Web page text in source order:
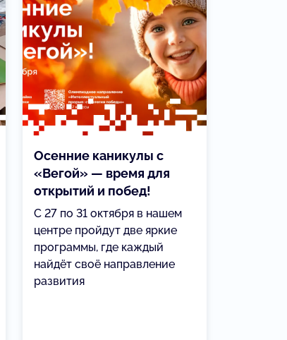
Осенние каникулы с
«Вегой» — время для
открытий и побед!
С 27 по 31 октября в нашем
центре пройдут две яркие
программы, где каждый
найдёт своё направление
развития